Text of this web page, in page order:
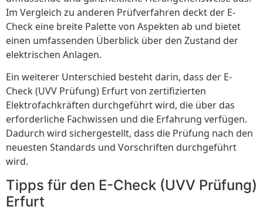
Im Vergleich zu anderen Prüfverfahren deckt der E-
Check eine breite Palette von Aspekten ab und bietet
einen umfassenden Überblick über den Zustand der
elektrischen Anlagen.
Ein weiterer Unterschied besteht darin, dass der E-
Check (UVV Prüfung) Erfurt von zertifizierten
Elektrofachkräften durchgeführt wird, die über das
erforderliche Fachwissen und die Erfahrung verfügen.
Dadurch wird sichergestellt, dass die Prüfung nach den
neuesten Standards und Vorschriften durchgeführt
wird.
Tipps für den E-Check (UVV Prüfung)
Erfurt